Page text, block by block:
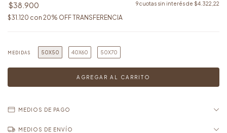
$38.900 9cuotas sin interés de $4.322,22
$31.120 con 20% OFF TRANSFERENCIA
MEDIDAS 50X50 40X60 50X70
MEDIOS DE PAGO
MEDIOS DE ENVÍO